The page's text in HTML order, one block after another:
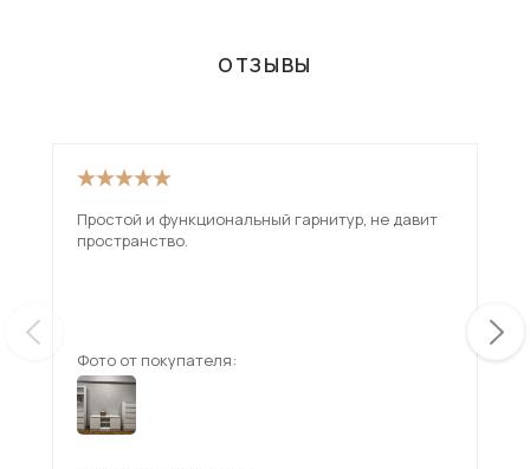
ОТЗЫВЫ
Простой и функциональный гарнитур, не давит
пространство.
Фото от покупателя: